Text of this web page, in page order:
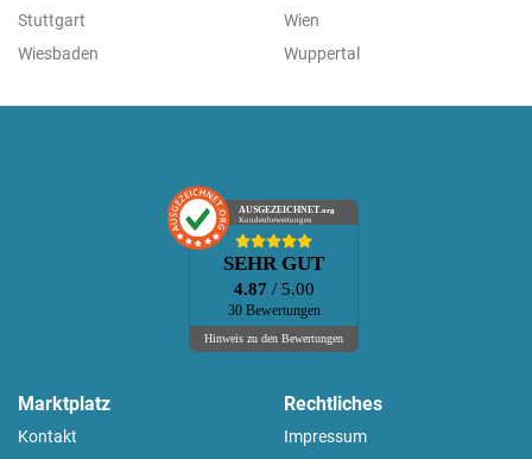
Stuttgart
Wien
Wiesbaden
Wuppertal
AUSGEZEICHNET.org
Kundenbewertungen
SEHR GUT
4.87 / 5.00
30 Bewertungen
Hinweis zu den Bewertungen
Marktplatz
Kontakt
Rechtliches
Impressum